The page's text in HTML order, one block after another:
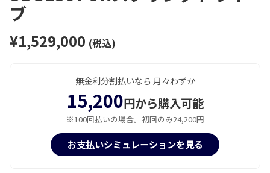
ブ
¥1,529,000 (税込)
無金利分割払いなら 月々わずか
15,200円から購入可能
※100回払いの場合。初回のみ24,200円
お支払いシミュレーションを見る